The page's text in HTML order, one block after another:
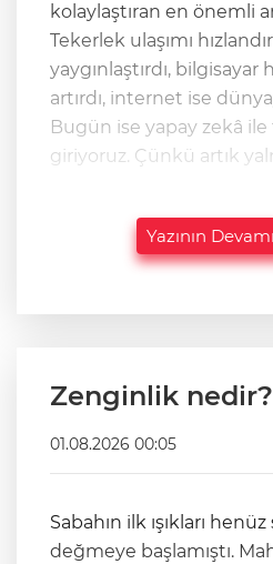
kolaylaştıran en önemli
Tekerlek ulaşımı
yaygınlaştırdı,
artırdı, internet ise
Bugün ise yapay zekâ
giriyoruz. Çünkü artık
Yazının
Zenginlik nedir?
01.08.2026 00:05
Sabahın ilk ışıkları
değmeye başlamıştı.